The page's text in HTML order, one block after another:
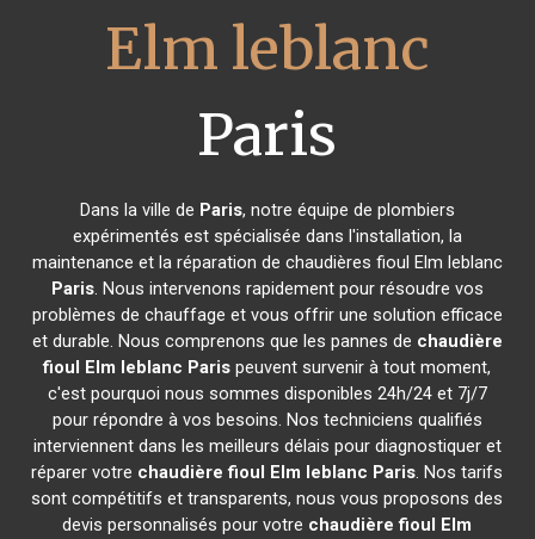
Elm leblanc
Paris
Dans la ville de Paris, notre équipe de plombiers
expérimentés est spécialisée dans l'installation, la
maintenance et la réparation de chaudières fioul Elm leblanc
Paris. Nous intervenons rapidement pour résoudre vos
problèmes de chauffage et vous offrir une solution efficace
et durable. Nous comprenons que les pannes de chaudière
fioul Elm leblanc Paris peuvent survenir à tout moment,
c'est pourquoi nous sommes disponibles 24h/24 et 7j/7
pour répondre à vos besoins. Nos techniciens qualifiés
interviennent dans les meilleurs délais pour diagnostiquer et
réparer votre chaudière fioul Elm leblanc Paris. Nos tarifs
sont compétitifs et transparents, nous vous proposons des
devis personnalisés pour votre chaudière fioul Elm